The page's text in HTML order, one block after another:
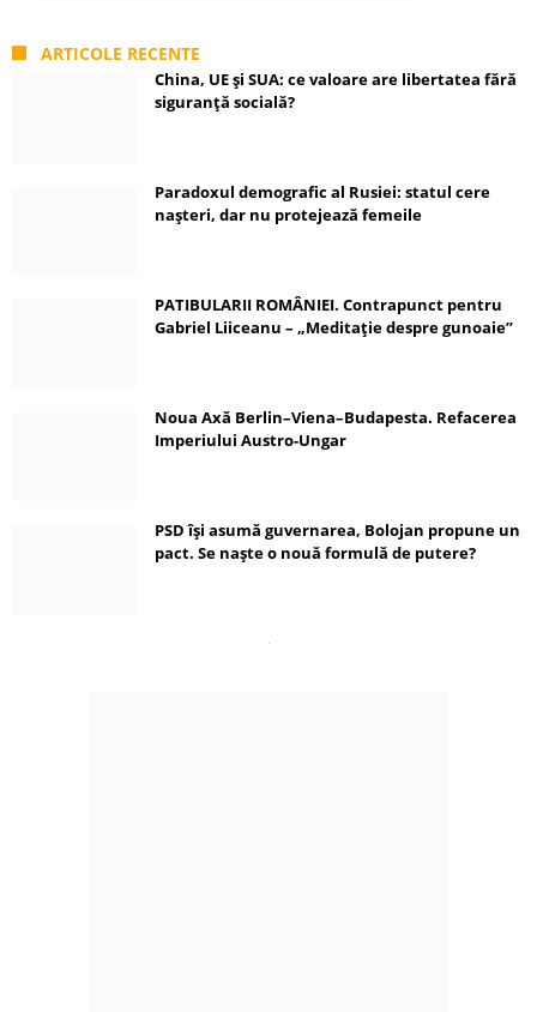
ARTICOLE RECENTE
China, UE și SUA: ce valoare are libertatea fără
siguranță socială?
Paradoxul demografic al Rusiei: statul cere
nașteri, dar nu protejează femeile
PATIBULARII ROMÂNIEI. Contrapunct pentru
Gabriel Liiceanu – „Meditație despre gunoaie”
Noua Axă Berlin–Viena–Budapesta. Refacerea
Imperiului Austro-Ungar
PSD își asumă guvernarea, Bolojan propune un
pact. Se naște o nouă formulă de putere?